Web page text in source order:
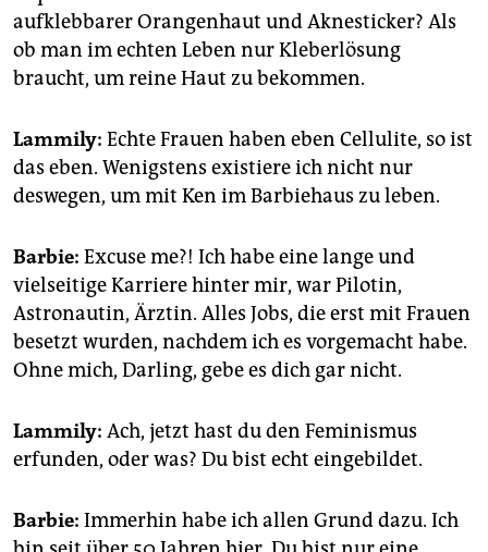
aufklebbarer Orangenhaut und Aknesticker? Als
ob man im echten Leben nur Kleberlösung
braucht, um reine Haut zu bekommen.
Lammily: Echte Frauen haben eben Cellulite, so ist
das eben. Wenigstens existiere ich nicht nur
deswegen, um mit Ken im Barbiehaus zu leben.
Barbie: Excuse me?! Ich habe eine lange und
vielseitige Karriere hinter mir, war Pilotin,
Astronautin, Ärztin. Alles Jobs, die erst mit Frauen
besetzt wurden, nachdem ich es vorgemacht habe.
Ohne mich, Darling, gebe es dich gar nicht.
Lammily: Ach, jetzt hast du den Feminismus
erfunden, oder was? Du bist echt eingebildet.
Barbie: Immerhin habe ich allen Grund dazu. Ich